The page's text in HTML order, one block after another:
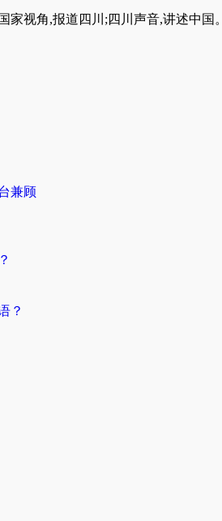
视角,报道四川;四川声音,讲述中国。
兼顾
？